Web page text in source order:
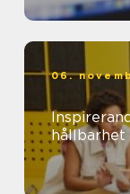
06.
hållbarhet